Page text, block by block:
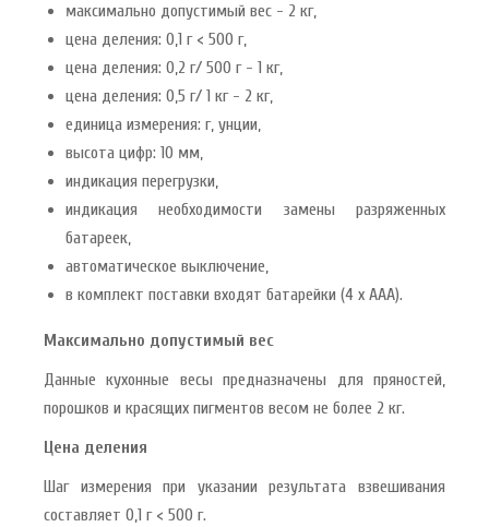
максимально допустимый вес - 2 кг,
цена деления: 0,1 г < 500 г,
цена деления: 0,2 г/ 500 г - 1 кг,
цена деления: 0,5 г/ 1 кг - 2 кг,
единица измерения: г, унции,
высота цифр: 10 мм,
индикация перегрузки,
индикация необходимости замены разряженных
батареек,
автоматическое выключение,
в комплект поставки входят батарейки (4 x ААА).
Максимально допустимый вес
Данные кухонные весы предназначены для пряностей,
порошков и красящих пигментов весом не более 2 кг.
Цена деления
Шаг измерения при указании результата взвешивания
составляет 0,1 г < 500 г.